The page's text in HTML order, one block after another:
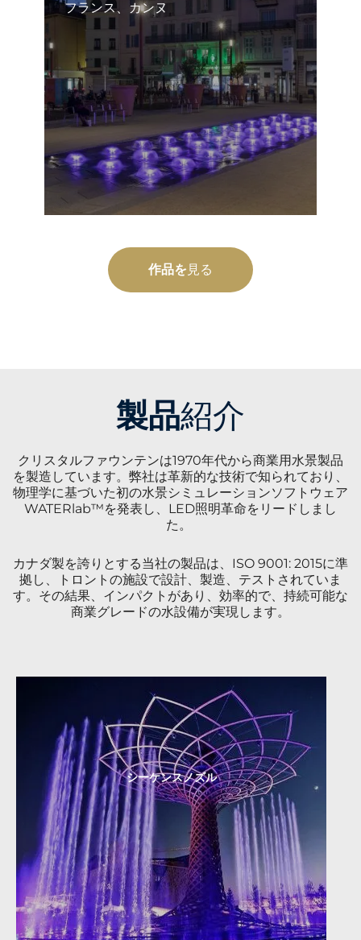
フランス、カンヌ
作品を 見る
製品紹介
クリスタルファウンテンは1970年代から商業用水景製品
を製造しています。弊社は革新的な技術で知られており、
物理学に基づいた初の水景シミュレーションソフトウェア
WATERlab™を発表し、LED照明革命をリードしまし
た。
カナダ製を誇りとする当社の製品は、ISO 9001: 2015に準
拠し、トロントの施設で設計、製造、テストされていま
す。その結果、インパクトがあり、効率的で、持続可能な
商業グレードの水設備が実現します。
シーケンスノズル